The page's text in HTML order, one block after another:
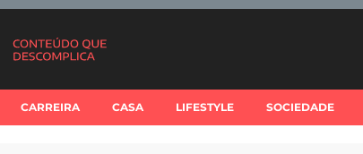
CARREIRA CASA LIFESTYLE SOCIEDADE